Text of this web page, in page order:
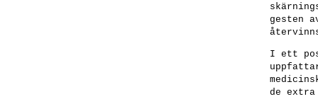
gesten
I ett
de